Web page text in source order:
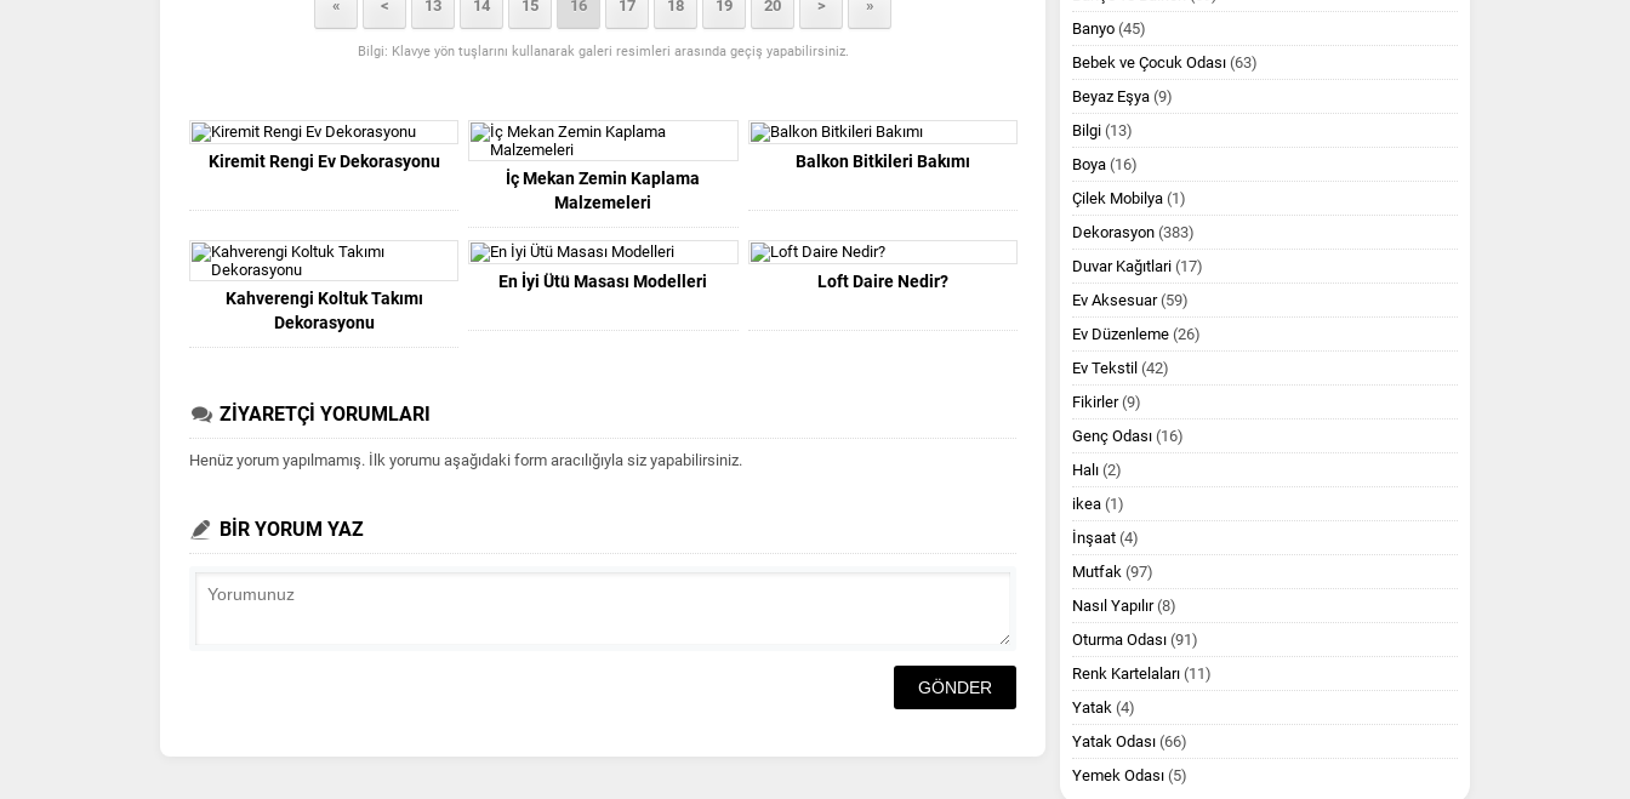
« < 13 14 15 16 17 18 19 20 > »
Bilgi: Klavye yön tuşlarını kullanarak galeri resimleri arasında geçiş yapabilirsiniz.
Kiremit Rengi Ev Dekorasyonu
İç Mekan Zemin Kaplama
Malzemeleri
Balkon Bitkileri Bakımı
Kahverengi Koltuk Takımı
Dekorasyonu
En İyi Ütü Masası Modelleri Loft Daire Nedir?
ZİYARETÇİ YORUMLARI
Henüz yorum yapılmamış. İlk yorumu aşağıdaki form aracılığıyla siz yapabilirsiniz.
BİR YORUM YAZ
Banyo (45)
Bebek ve Çocuk Odası (63)
Beyaz Eşya (9)
Bilgi (13)
Boya (16)
Çilek Mobilya (1)
Dekorasyon (383)
Duvar Kağıtlari (17)
Ev Aksesuar(59)
Ev Düzenleme (26)
Ev Tekstil (42)
Fikirler(9)
Genç Odası (16)
Halı (2)
ikea (1)
İnşaat (4)
Mutfak (97)
Nasıl Yapılır(8)
Oturma Odası (91)
Renk Kartelaları (11)
Yatak (4)
Yatak Odası (66)
Yemek Odası (5)